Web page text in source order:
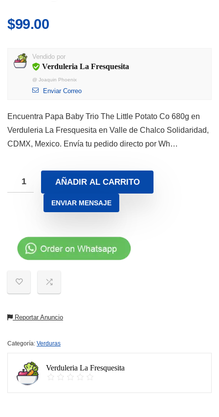
$99.00
Vendido por
Verduleria La Fresquesita
@ Joaquin Phoenix
Enviar Correo
Encuentra Papa Baby Trio The Little Potato Co 680g en
Verduleria La Fresquesita en Valle de Chalco Solidaridad,
CDMX, Mexico. Envía tu pedido directo por Wh…
AÑADIR AL CARRITO
ENVIAR MENSAJE
Reportar Anuncio
Categoría: Verduras
Verduleria La Fresquesita